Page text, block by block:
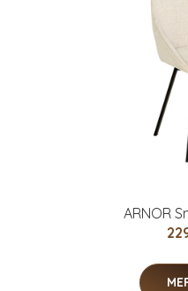
ARNOR